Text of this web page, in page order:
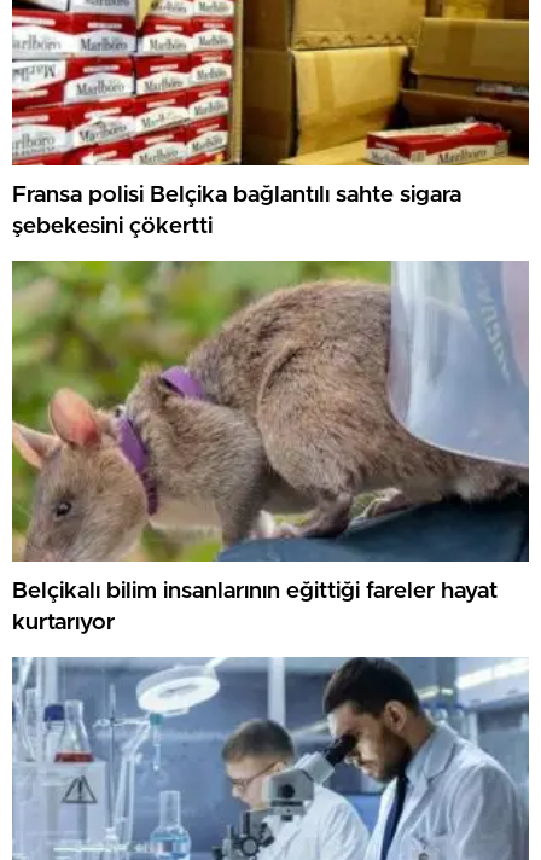
Fransa polisi Belçika bağlantılı sahte sigara
şebekesini çökertti
Belçikalı bilim insanlarının eğittiği fareler hayat
kurtarıyor